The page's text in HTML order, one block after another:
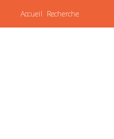
Accueil Recherche